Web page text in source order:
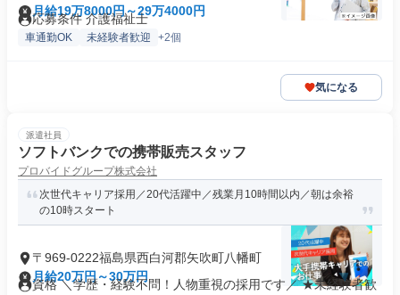
原
月給19万8000円～29万4000円
応募条件 介護福祉士
車通勤OK 未経験者歓迎 +2個
気になる
派遣社員
ソフトバンクでの携帯販売スタッフ
プロバイドグループ株式会社
次世代キャリア採用／20代活躍中／残業月10時間以内／朝は余裕
の10時スタート
〒969-0222福島県西白河郡矢吹町八幡町
月給20万円～30万円
資格 ＼学歴・経験不問！人物重視の採用です／ ★未経験者歓